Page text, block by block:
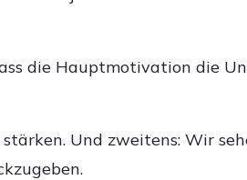
die Hauptmotivation die
Und zweitens: Wir